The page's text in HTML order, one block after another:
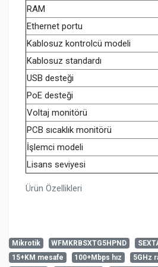
Ürün Özellikleri
RAM
Ethernet portu
Kablosuz kontrolcü modeli
Kablosuz standardı
USB desteği
PoE desteği
Voltaj monitörü
PCB sıcaklık monitörü
İşlemci modeli
Lisans seviyesi
Henüz cevaplanmış soru
Mikrotik WFMKRBSXTG5HPND
15+KM mesafe
100+Mbps hız 5GHz